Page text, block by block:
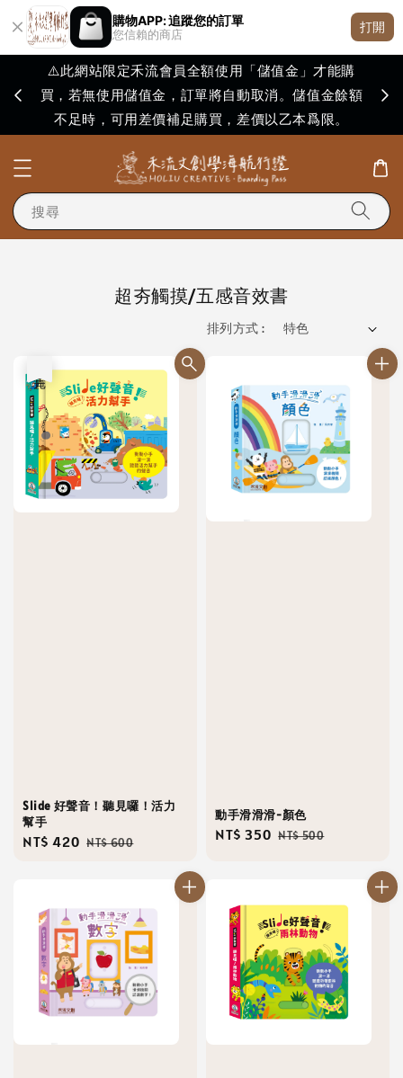
購物APP: 追蹤您的訂單
您信賴的商店
打開
⚠️此網站限定禾流會員全額使用「儲值金」才能購
買，若無使用儲值金，訂單將自動取消。儲值金餘額
不足時，可用差價補足購買，差價以乙本爲限。
購
搜尋
超夯觸摸/五感音效書
排列方式 :
Slide 好聲音！聽見囉！活力
幫手
Sale
NT$ 420 Regular
NT$ 600
動手滑滑滑-顏色
Sale
NT$ 350 Regular
NT$ 500